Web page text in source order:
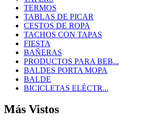
TERMOS
TABLAS DE PICAR
CESTOS DE ROPA
TACHOS CON TAPAS
FIESTA
BAÑERAS
PRODUCTOS PARA BEB...
BALDES PORTA MOPA
BALDE
BICICLETAS ELÉCTR...
Más Vistos